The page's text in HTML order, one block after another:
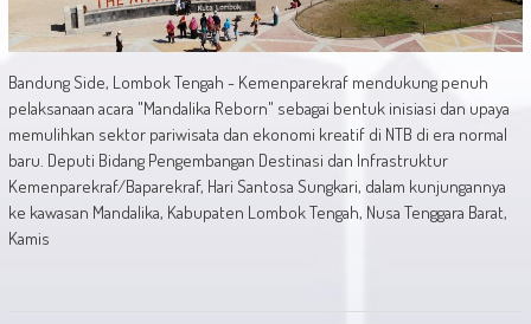
Bandung Side, Lombok Tengah - Kemenparekraf mendukung penuh
pelaksanaan acara "Mandalika Reborn" sebagai bentuk inisiasi dan upaya
memulihkan sektor pariwisata dan ekonomi kreatif di NTB di era normal
baru. Deputi Bidang Pengembangan Destinasi dan Infrastruktur
Kemenparekraf/Baparekraf, Hari Santosa Sungkari, dalam kunjungannya
ke kawasan Mandalika, Kabupaten Lombok Tengah, Nusa Tenggara Barat,
Kamis